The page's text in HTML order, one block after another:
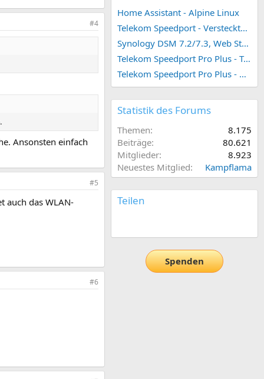
#4
Ansonsten einfach
#5
auch das WLAN-
#6
Home Assistant - Alpine Linux
Telekom Speedport - Versteckte Konfigurationen
Synology DSM 7.2/7.3, Web Station 4, Webdienst und Webportal erstellen (ehemals vHost)
Telekom Speedport Pro Plus - Telefonie einrichten
Telekom Speedport Pro Plus - Netzwerk einrichten
Statistik des Forums
Themen
8.175
Beiträge
80.621
Mitglieder
8.923
Neuestes Mitglied
Kampflama
Teilen
Spenden